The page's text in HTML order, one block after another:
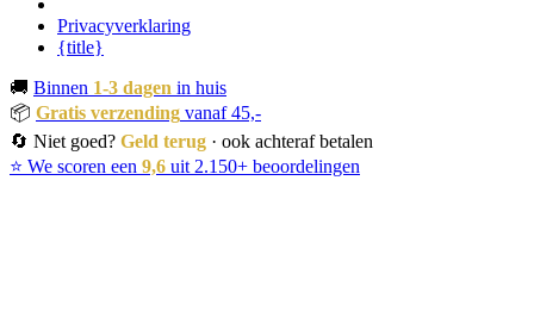
Privacyverklaring
{title}
🚚 Binnen 1-3 dagen in huis
📦 Gratis verzending vanaf 45,-
🔄 Niet goed? Geld terug · ook achteraf betalen
⭐ We scoren een 9,6 uit 2.150+ beoordelingen